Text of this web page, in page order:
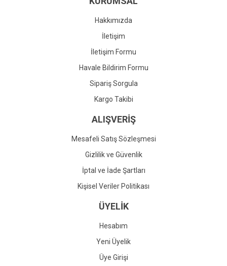
Gönder
Hakkımızda
İletişim
İletişim Formu
Havale Bildirim Formu
Sipariş Sorgula
Kargo Takibi
ALIŞVERİŞ
Mesafeli Satış Sözleşmesi
Gizlilik ve Güvenlik
İptal ve İade Şartları
Kişisel Veriler Politikası
ÜYELİK
Hesabım
Yeni Üyelik
Üye Girişi